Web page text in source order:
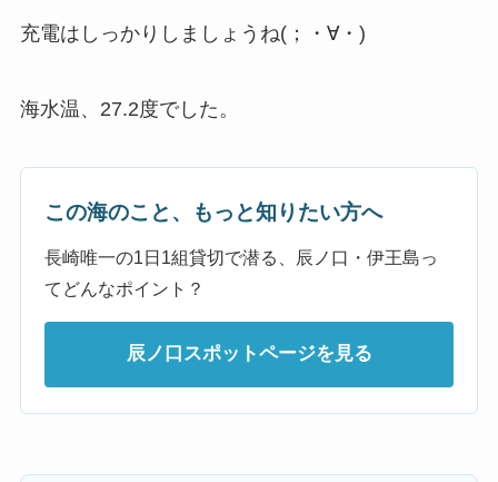
充電はしっかりしましょうね(；・∀・)
海水温、27.2度でした。
この海のこと、もっと知りたい方へ
長崎唯一の1日1組貸切で潜る、辰ノ口・伊王島っ
てどんなポイント？
辰ノ口スポットページを見る